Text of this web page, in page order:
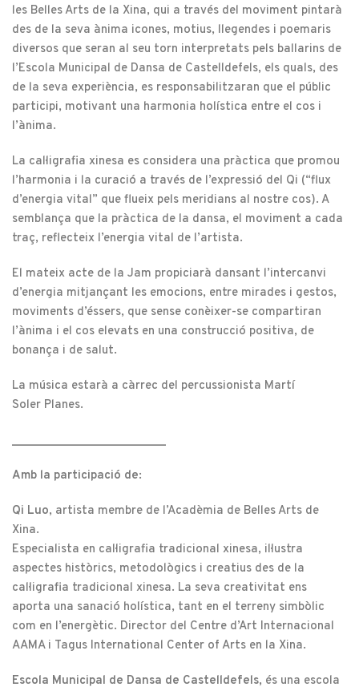
les Belles Arts de la Xina, qui a través del moviment pintarà
des de la seva ànima icones, motius, llegendes i poemaris
diversos que seran al seu torn interpretats pels ballarins de
l’Escola Municipal de Dansa de Castelldefels, els quals, des
de la seva experiència, es responsabilitzaran que el públic
participi, motivant una harmonia holística entre el cos i
l’ànima.
La cal·ligrafia xinesa es considera una pràctica que promou
l’harmonia i la curació a través de l’expressió del Qi (“flux
d’energia vital” que flueix pels meridians al nostre cos). A
semblança que la pràctica de la dansa, el moviment a cada
traç, reflecteix l’energia vital de l’artista.
El mateix acte de la Jam propiciarà dansant l’intercanvi
d’energia mitjançant les emocions, entre mirades i gestos,
moviments d’éssers, que sense conèixer-se compartiran
l’ànima i el cos elevats en una construcció positiva, de
bonança i de salut.
La música estarà a càrrec del percussionista Martí
Soler Planes.
________________________
Amb la participació de:
Qi Luo, artista membre de l’Acadèmia de Belles Arts de
Xina.
Especialista en cal·ligrafia tradicional xinesa, il·lustra
aspectes històrics, metodològics i creatius des de la
cal·ligrafia tradicional xinesa. La seva creativitat ens
aporta una sanació holística, tant en el terreny simbòlic
com en l’energètic. Director del Centre d’Art Internacional
AAMA i Tagus International Center of Arts en la Xina.
Escola Municipal de Dansa de Castelldefels, és una escola